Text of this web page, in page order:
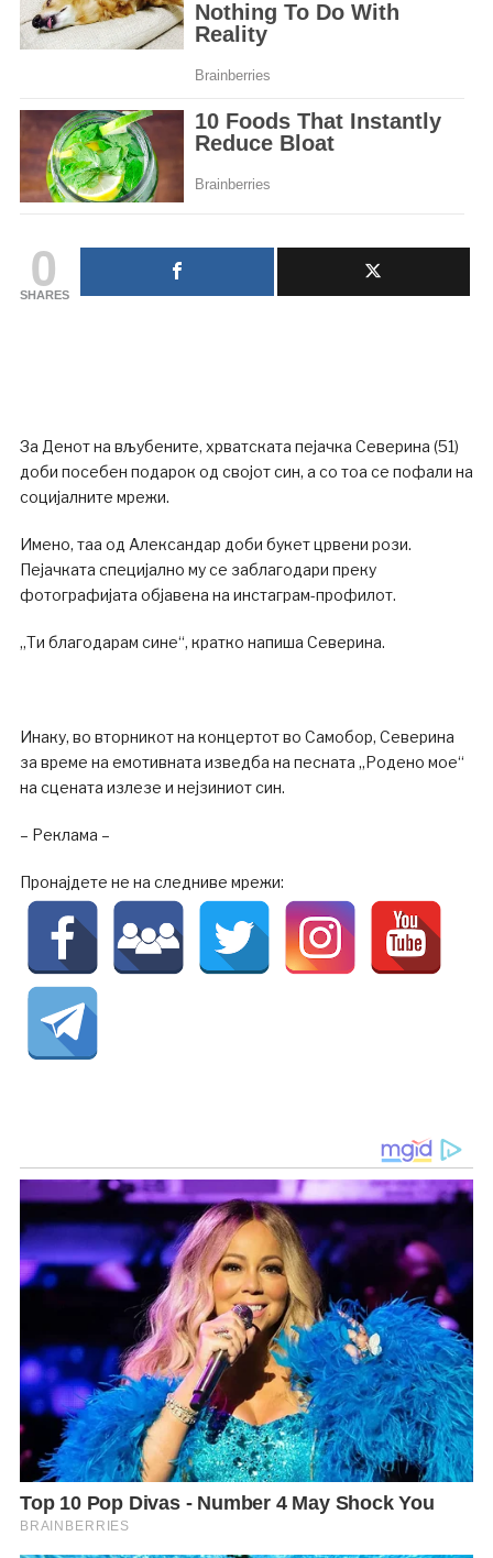
0
SHARES
За Денот на вљубените, хрватската пејачка Северина (51)
доби посебен подарок од својот син, а со тоа се пофали на
социјалните мрежи.
Имено, таа од Александар доби букет црвени рози.
Пејачката специјално му се заблагодари преку
фотографијата објавена на инстаграм-профилот.
„Ти благодарам синe“, кратко напиша Северина.
Инаку, во вторникот на концертот во Самобор, Северина
за време на емотивната изведба на песната „Родено мое“
на сцената излезе и нејзиниот син.
– Реклама –
Пронајдете не на следниве мрежи: